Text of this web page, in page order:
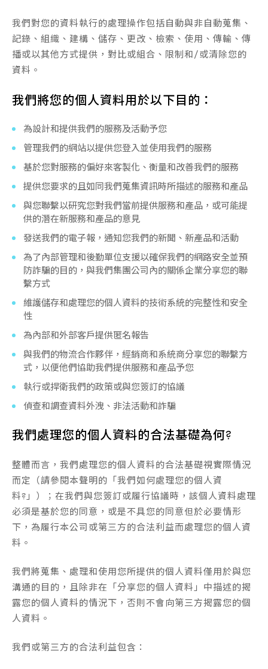
我們對您的資料執行的處理操作包括自動與非自動蒐集、
記錄、組織、建構、儲存、更改、檢索、使用、傳輸、傳
播或以其他方式提供，對比或組合、限制和/或清除您的
資料。
我們將您的個人資料用於以下目的：
為設計和提供我們的服務及活動予您
管理我們的網站以提供您登入並使用我們的服務
基於您對服務的偏好來客製化、衡量和改善我們的服務
提供您要求的且如同我們蒐集資訊時所描述的服務和產品
與您聯繫以研究您對我們當前提供服務和產品，或可能提
供的潛在新服務和產品的意見
發送我們的電子報，通知您我們的新聞、新產品和活動
為了內部管理和後勤單位支援以確保我們的網路安全並預
防詐騙的目的，與我們集團公司內的關係企業分享您的聯
繫方式
維護儲存和處理您的個人資料的技術系統的完整性和安全
性
為內部和外部客戶提供匿名報告
與我們的物流合作夥伴，經銷商和系統商分享您的聯繫方
式，以便他們協助我們提供服務和產品予您
執行或捍衛我們的政策或與您簽訂的協議
偵查和調查資料外洩、非法活動和詐騙
我們處理您的個人資料的合法基礎為何?
整體而言，我們處理您的個人資料的合法基礎視實際情況
而定（請參閱本聲明的「我們如何處理您的個人資
料?」）；在我們與您簽訂或履行協議時，該個人資料處理
必須是基於您的同意，或是不具您的同意但於必要情形
下，為履行本公司或第三方的合法利益而處理您的個人資
料。
我們將蒐集、處理和使用您所提供的個人資料僅用於與您
溝通的目的，且除非在「分享您的個人資料」中描述的揭
露您的個人資料的情況下，否則不會向第三方揭露您的個
人資料。
我們或第三方的合法利益包含：